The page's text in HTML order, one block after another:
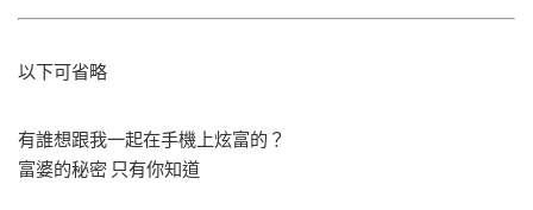
以下可省略
有誰想跟我一起在手機上炫富的？
富婆的秘密 只有你知道